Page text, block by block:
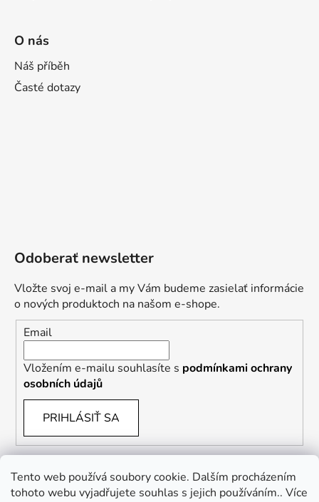
Tento web používá soubory cookie. Dalším procházením
tohoto webu vyjadřujete souhlas s jejich používáním.. Více
O nás
Náš příběh
Časté dotazy
Odoberať newsletter
Vložte svoj e-mail a my Vám budeme zasielať informácie
o nových produktoch na našom e-shope.
Email
Vložením e-mailu souhlasíte s podmínkami ochrany
osobních údajů
PRIHLÁSIŤ SA